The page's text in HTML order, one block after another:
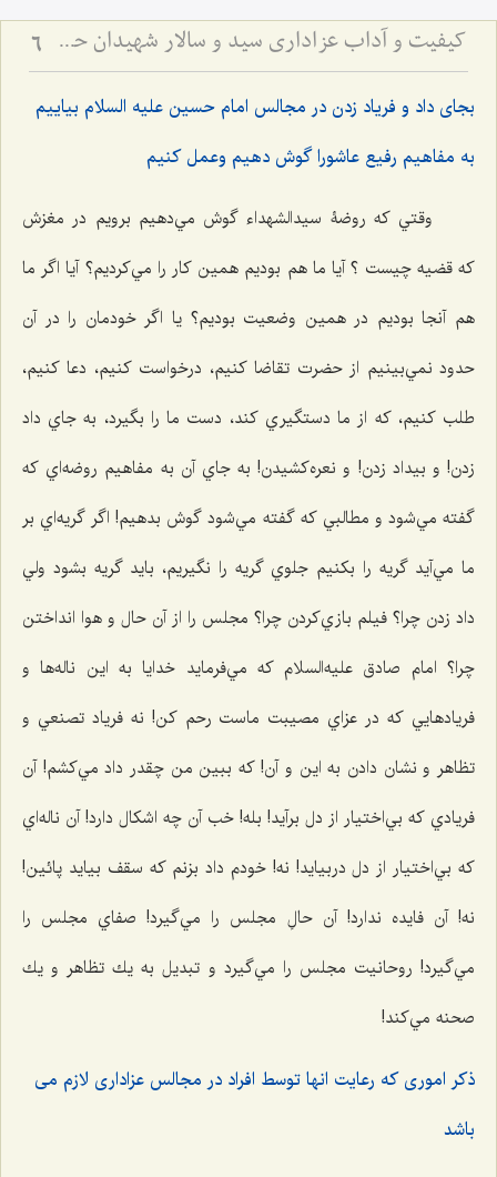
کیفیت و آداب عزاداری سید و سالار شهیدان حضرت أباعبداللَه الحسین علیه السلام 6
بجاى داد و فرياد زدن در مجالس امام حسين عليه السلام بياييم
به مفاهيم رفيع عاشورا گوش دهيم وعمل كنيم
وقتي كه روضۀ سيدالشهداء گوش مي‌دهيم برويم در مغزش
که قضيه چیست ؟ آيا ما هم بوديم همين كار را مي‌كرديم؟ آيا اگر ما
هم آنجا بوديم در همين وضعيت بوديم؟ يا اگر خودمان را در آن
حدود نمي‌بينيم از حضرت تقاضا كنيم، درخواست كنيم، دعا كنيم،
طلب كنيم، كه از ما دستگيري كند، دست ما را بگيرد، به جاي داد
زدن! و بيداد زدن! و نعره‌كشيدن! به جاي آن به مفاهيم روضه‌اي كه
گفته مي‌شود و مطالبي كه گفته مي‌شود گوش بدهيم! اگر گريه‌اي بر
ما مي‌آيد گريه را بكنيم جلوي گريه را نگيريم، بايد گريه بشود ولي
داد زدن چرا؟ فيلم بازي‌كردن چرا؟ مجلس را از آن حال و هوا انداختن
چرا؟ امام صادق عليه‌السلام كه مي‌فرمايد خدايا به اين ناله‌ها و
فريادهایي كه در عزاي مصيبت ماست رحم كن! نه فرياد تصنعي و
تظاهر و نشان دادن به اين و آن! كه ببين من چقدر داد مي‌كشم! آن
فريادي كه بي‌اختيار از دل برآيد! بله! خب آن چه اشكال دارد! آن ناله‌اي
كه بي‌اختيار از دل دربيايد! نه! خودم داد بزنم كه سقف بيايد پائين!
نه! آن فايده ندارد! آن حالِ مجلس را مي‌گيرد! صفاي مجلس را
مي‌گيرد! روحانيت مجلس را مي‌گيرد و تبديل به يك تظاهر و يك
صحنه مي‌كند!
ذكر امورى كه رعايت انها توسط افراد در مجالس عزادارى لازم مى
باشد